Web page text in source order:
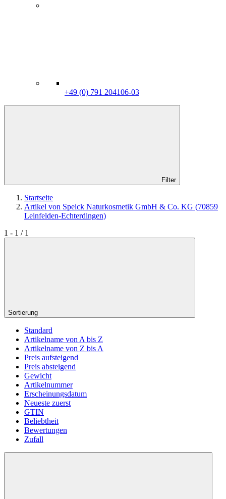
+49 (0) 791 204106-03
Filter
Startseite
Artikel von Speick Naturkosmetik GmbH & Co. KG (70859
Leinfelden-Echterdingen)
1 - 1 / 1
Sortierung
Standard
Artikelname von A bis Z
Artikelname von Z bis A
Preis aufsteigend
Preis absteigend
Gewicht
Artikelnummer
Erscheinungsdatum
Neueste zuerst
GTIN
Beliebtheit
Bewertungen
Zufall